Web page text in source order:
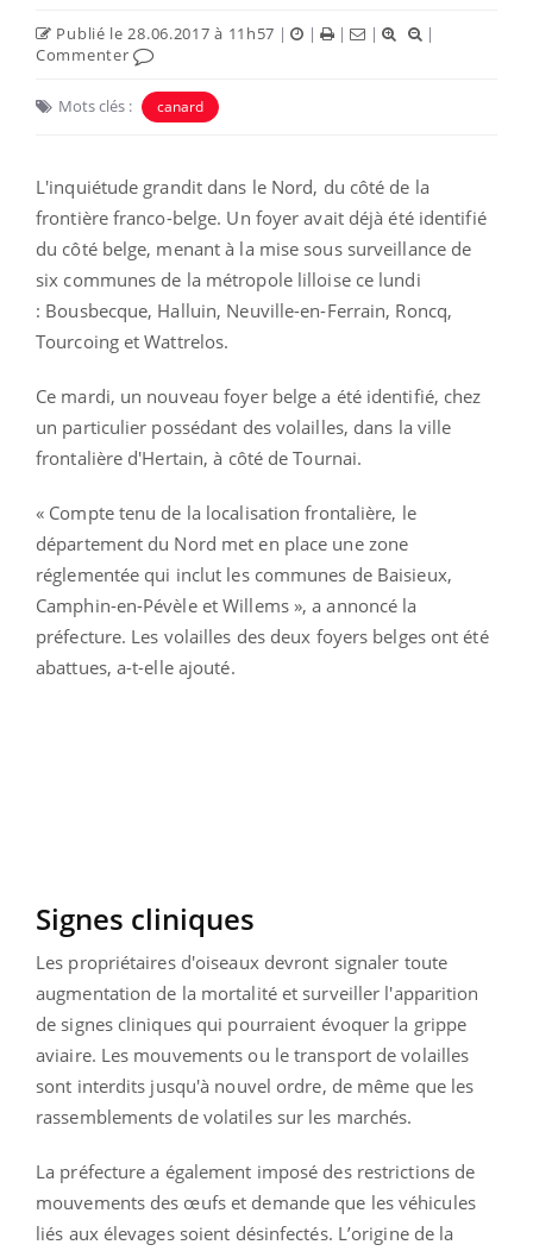
Publié le 28.06.2017 à 11h57 | | | |
|
Commenter
Mots clés : canard
L'inquiétude grandit dans le Nord, du côté de la
frontière franco-belge. Un foyer avait déjà été identifié
du côté belge, menant à la mise sous surveillance de
six communes de la métropole lilloise ce lundi
: Bousbecque, Halluin, Neuville-en-Ferrain, Roncq,
Tourcoing et Wattrelos.
Ce mardi, un nouveau foyer belge a été identifié, chez
un particulier possédant des volailles, dans la ville
frontalière d'Hertain, à côté de Tournai.
« Compte tenu de la localisation frontalière, le
département du Nord met en place une zone
réglementée qui inclut les communes de Baisieux,
Camphin-en-Pévèle et Willems », a annoncé la
préfecture. Les volailles des deux foyers belges ont été
abattues, a-t-elle ajouté.
Signes cliniques
Les propriétaires d'oiseaux devront signaler toute
augmentation de la mortalité et surveiller l'apparition
de signes cliniques qui pourraient évoquer la grippe
aviaire. Les mouvements ou le transport de volailles
sont interdits jusqu'à nouvel ordre, de même que les
rassemblements de volatiles sur les marchés.
La préfecture a également imposé des restrictions de
mouvements des œufs et demande que les véhicules
liés aux élevages soient désinfectés. L’origine de la